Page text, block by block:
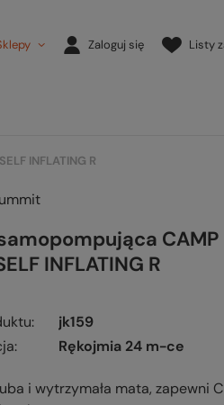
Zaloguj się Listy
INFLATING R
CAMP
INFLATING R
jk159
Rękojmia 24 m-ce
i wytrzymała mata, zapewni